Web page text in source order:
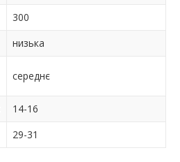
300
низька
середнє
14-16
29-31